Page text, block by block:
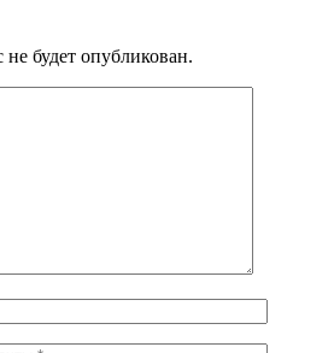
будет опубликован.